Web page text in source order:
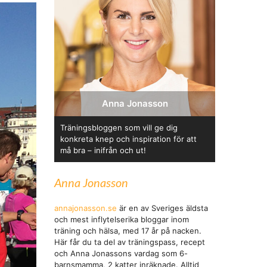
Anna Jonasson
Träningsbloggen som vill ge dig
konkreta knep och inspiration för att
må bra – inifrån och ut!
Anna Jonasson
annajonasson.se är en av Sveriges äldsta
och mest inflytelserika bloggar inom
träning och hälsa, med 17 år på nacken.
Här får du ta del av träningspass, recept
och Anna Jonassons vardag som 6-
barnsmamma, 2 katter inräknade. Alltid